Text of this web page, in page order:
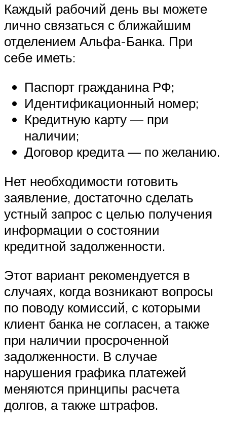
Каждый рабочий день вы можете
лично связаться с ближайшим
отделением Альфа-Банка. При
себе иметь:
Паспорт гражданина РФ;
Идентификационный номер;
Кредитную карту — при
наличии;
Договор кредита — по желанию.
Нет необходимости готовить
заявление, достаточно сделать
устный запрос с целью получения
информации о состоянии
кредитной задолженности.
Этот вариант рекомендуется в
случаях, когда возникают вопросы
по поводу комиссий, с которыми
клиент банка не согласен, а также
при наличии просроченной
задолженности. В случае
нарушения графика платежей
меняются принципы расчета
долгов, а также штрафов.